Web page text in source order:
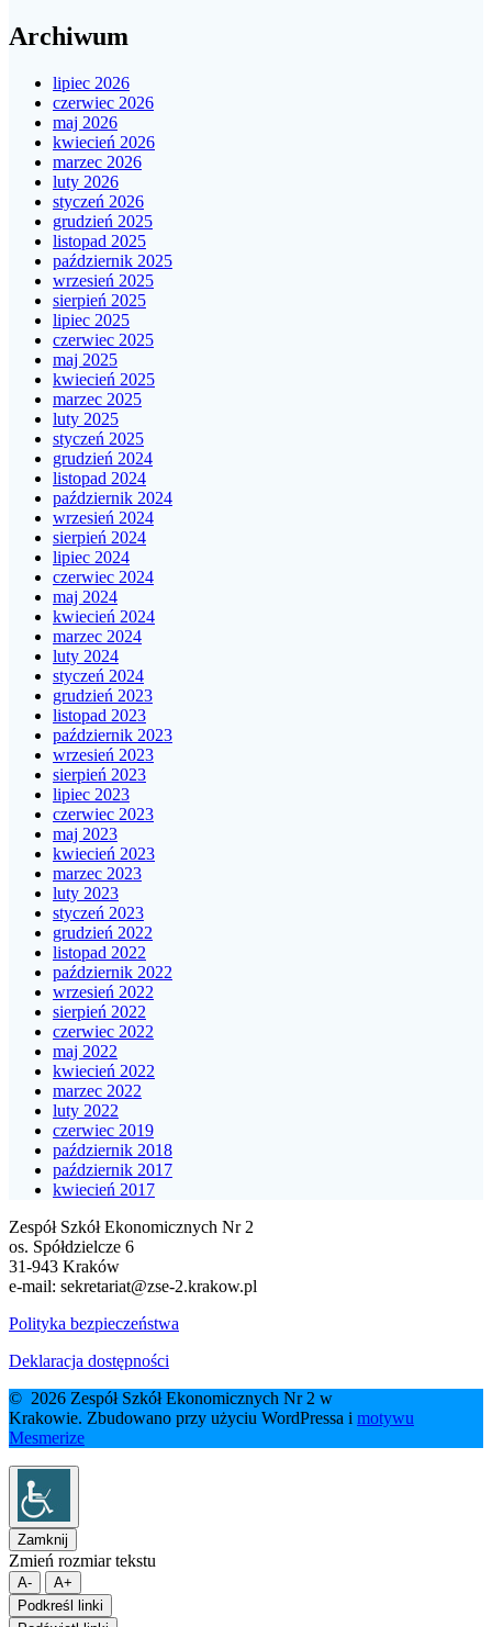
Archiwum
lipiec 2026
czerwiec 2026
maj 2026
kwiecień 2026
marzec 2026
luty 2026
styczeń 2026
grudzień 2025
listopad 2025
październik 2025
wrzesień 2025
sierpień 2025
lipiec 2025
czerwiec 2025
maj 2025
kwiecień 2025
marzec 2025
luty 2025
styczeń 2025
grudzień 2024
listopad 2024
październik 2024
wrzesień 2024
sierpień 2024
lipiec 2024
czerwiec 2024
maj 2024
kwiecień 2024
marzec 2024
luty 2024
styczeń 2024
grudzień 2023
listopad 2023
październik 2023
wrzesień 2023
sierpień 2023
lipiec 2023
czerwiec 2023
maj 2023
kwiecień 2023
marzec 2023
luty 2023
styczeń 2023
grudzień 2022
listopad 2022
październik 2022
wrzesień 2022
sierpień 2022
czerwiec 2022
maj 2022
kwiecień 2022
marzec 2022
luty 2022
czerwiec 2019
październik 2018
październik 2017
kwiecień 2017
Zespół Szkół Ekonomicznych Nr 2
os. Spółdzielcze 6
31-943 Kraków
e-mail: sekretariat@zse-2.krakow.pl
Polityka bezpieczeństwa
Deklaracja dostępności
© 2026 Zespół Szkół Ekonomicznych Nr 2 w
Krakowie. Zbudowano przy użyciu WordPressa i motywu
Mesmerize
Zamknij
Zmień rozmiar tekstu
A-
A+
Podkreśl linki